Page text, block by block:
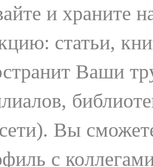
и храните
статьи,
Ваши
Вы
с